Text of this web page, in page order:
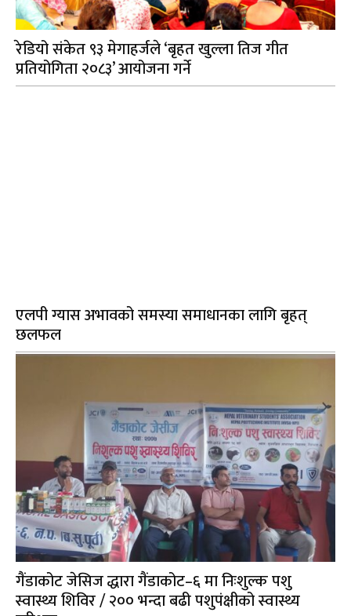
रेडियो संकेत ९३ मेगाहर्जले ‘बृहत खुल्ला तिज गीत
प्रतियोगिता २०८३’ आयोजना गर्ने
एलपी ग्यास अभावको समस्या समाधानका लागि बृहत्
छलफल
गैंडाकोट जेसिज द्धारा गैंडाकोट–६ मा निःशुल्क पशु
स्वास्थ्य शिविर / २०० भन्दा बढी पशुपंक्षीको स्वास्थ्य